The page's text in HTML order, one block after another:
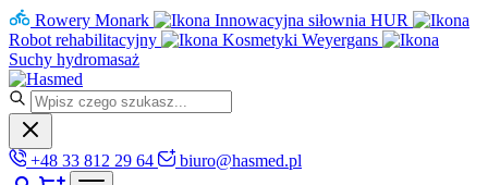
Rowery Monark
Innowacyjna siłownia HUR
Robot rehabilitacyjny
Kosmetyki Weyergans
Suchy hydromasaż
+48 33 812 29 64 biuro@hasmed.pl